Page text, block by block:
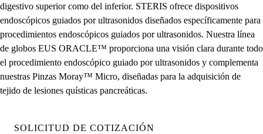
digestivo superior como del inferior. STERIS ofrece dispositivos
endoscópicos guiados por ultrasonidos diseñados específicamente para
procedimientos endoscópicos guiados por ultrasonidos. Nuestra línea
de globos EUS ORACLE™ proporciona una visión clara durante todo
el procedimiento endoscópico guiado por ultrasonidos y complementa
nuestras Pinzas Moray™ Micro, diseñadas para la adquisición de
tejido de lesiones quísticas pancreáticas.
SOLICITUD DE COTIZACIÓN